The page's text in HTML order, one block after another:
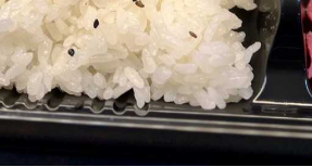
議会局
議会総務課